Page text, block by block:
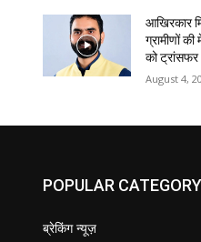
आखिरकार
ग्रामीणों
को ट्रांसफर
August 4,
POPULAR CATEGORY
ब्रेकिंग न्यूज़